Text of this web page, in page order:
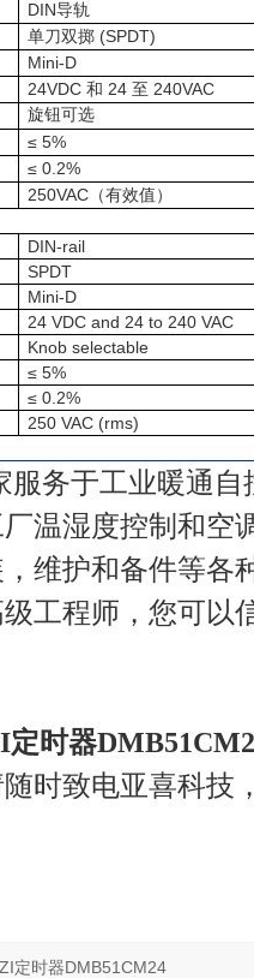
DIN导轨
单刀双掷 (SPDT)
Mini-D
24VDC 和 24 至 240VAC
旋钮可选
≤ 5%
≤ 0.2%
250VAC （有效值）
DIN-rail
SPDT
Mini-D
24 VDC and 24 to 240 VAC
Knob selectable
≤ 5%
≤ 0.2%
250 VAC (rms)
服务于工业暖通自
温湿度控制和空
维护和备件等各
工程师，您可以
时器
时致电亚喜科技